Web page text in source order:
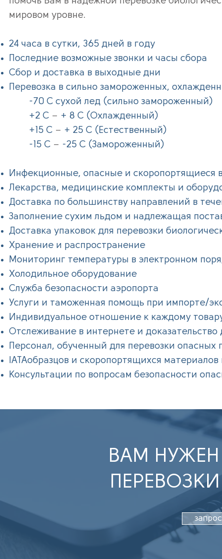
мировом уровне.
24 часа в сутки, 365 дней в году
Последние возможные звонки и часы сбора
Сбор и доставка в выходные дни
Перевозка в сильно замороженных,
-70 C сухой лед (сильно замороженный)
+2 C – + 8 C (Охлажденный)
+15 C – + 25 C (Естественный)
-15 C – -25 C (Замороженный)
Инфекционные, опасные и скоропортящиеся
Лекарства, медицинские комплекты и
Доставка по большинству направлений в
Заполнение сухим льдом и надлежащая
Доставка упаковок для перевозки
Хранение и распространение
Мониторинг температуры в электронном
Холодильное оборудование
Служба безопасности аэропорта
Услуги и таможенная помощь при импорте/
Индивидуальное отношение к каждому
Отслеживание в интернете и доказательство
Персонал, обученный для перевозки опасных
IATAобразцов и скоропортящихся
Консультации по вопросам безопасности
ВАМ НУЖЕН